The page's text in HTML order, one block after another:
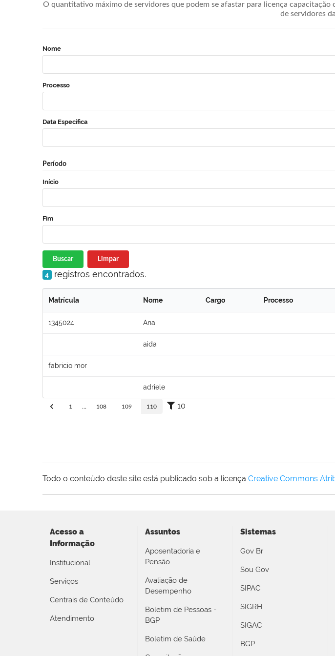
O quantitativo máximo de servidores que podem se afastar para licença
de servidores
Nome
Processo
Data Específica
Período
Início
Fim
Buscar Limpar
4 registros encontrados.
Matrícula Nome Cargo Processo
1345024 Ana
aida
fabricio mor
adriele
1 108 109 110 10
Todo o conteúdo deste site está publicado sob a licença Creative Commons
Acesso a
Informação
Institucional
Serviços
Centrais de Conteúdo
Atendimento
Assuntos
Aposentadoria e
Pensão
Avaliação de
Desempenho
Boletim de Pessoas -
BGP
Boletim de Saúde
Sistemas
Gov Br
Sou Gov
SIPAC
SIGRH
SIGAC
BGP